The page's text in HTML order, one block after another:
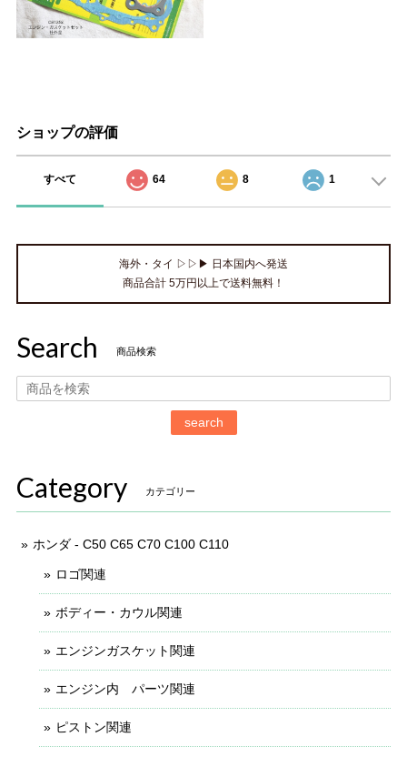
ショップの評価
すべて 64 8 1
海外・タイ ▷▷▶ 日本国内へ発送
商品合計 5万円以上で送料無料！
Search 商品検索
search
Category カテゴリー
ホンダ - C50 C65 C70 C100 C110
ロゴ関連
ボディー・カウル関連
エンジンガスケット関連
エンジン内 パーツ関連
ピストン関連